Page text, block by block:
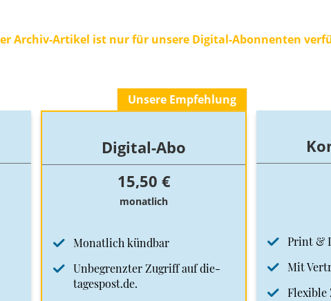
Archiv-Artikel ist nur für unsere Digital-Abonnenten
Unsere Empfehlung
Digital-Abo
15,50 €
monatlich
Monatlich kündbar
Unbegrenzter Zugriff auf die-
tagespost.de.
Print &
Mit
Flexible